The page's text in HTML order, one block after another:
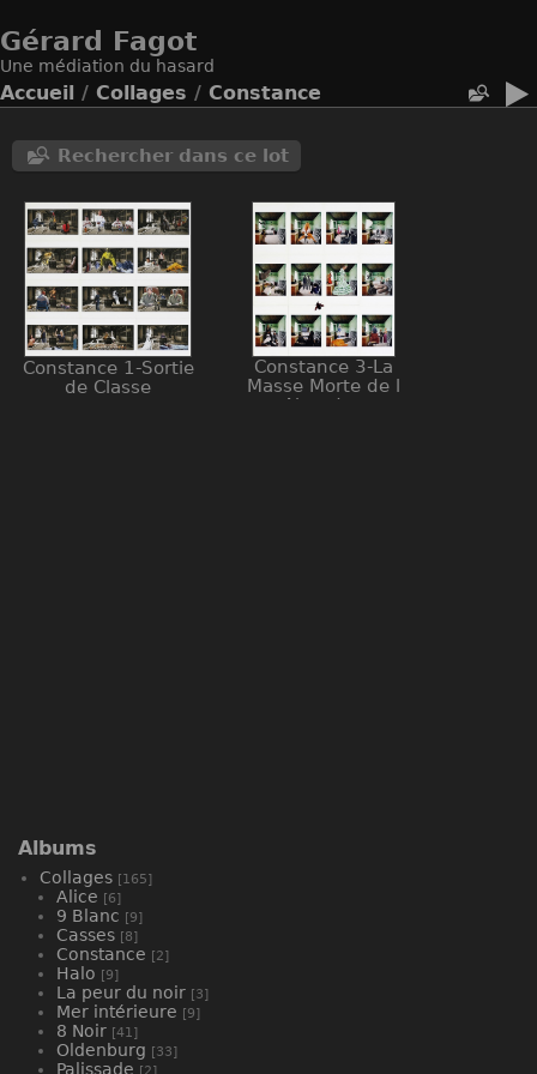
Gérard Fagot
Une médiation du hasard
Accueil / Collages / Constance
Rechercher dans ce lot
Constance 1-Sortie
de Classe
Constance 3-La
Masse Morte de l
Abandon
Albums
Collages [165]
Alice [6]
9 Blanc [9]
Casses [8]
Constance [2]
Halo [9]
La peur du noir [3]
Mer intérieure [9]
8 Noir [41]
Oldenburg [33]
Palissade [2]